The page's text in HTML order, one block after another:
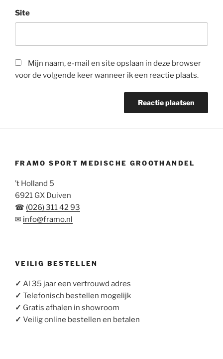
Site
Mijn naam, e-mail en site opslaan in deze browser
voor de volgende keer wanneer ik een reactie plaats.
FRAMO SPORT MEDISCHE GROOTHANDEL
’t Holland 5
6921 GX Duiven
☎ (026) 311 42 93
✉ info@framo.nl
VEILIG BESTELLEN
✓ Al 35 jaar een vertrouwd adres
✓ Telefonisch bestellen mogelijk
✓ Gratis afhalen in showroom
✓ Veilig online bestellen en betalen